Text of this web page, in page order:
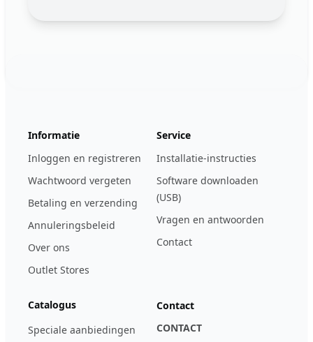
Informatie
Inloggen en registreren
Wachtwoord vergeten
Betaling en verzending
Annuleringsbeleid
Over ons
Outlet Stores
Service
Installatie-instructies
Software downloaden
(USB)
Vragen en antwoorden
Contact
Catalogus
Speciale aanbiedingen
Contact
CONTACT